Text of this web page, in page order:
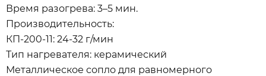
Время разогрева: 3–5 мин.
Производительность:
КП-200-11: 24-32 г/мин
Тип нагревателя: керамический
Металлическое сопло для равномерного